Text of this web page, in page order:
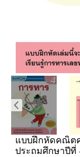
แบบฝึกหัดคณิต
ประถมศึกษาปีที่